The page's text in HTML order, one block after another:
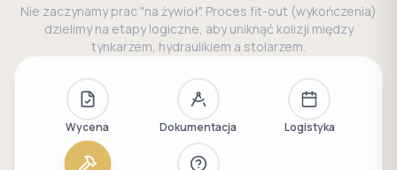
Nie zaczynamy prac "na żywioł". Proces fit-out (wykończenia)
dzielimy na etapy logiczne, aby uniknąć kolizji między
tynkarzem, hydraulikiem a stolarzem.
Wycena Dokumentacja Logistyka